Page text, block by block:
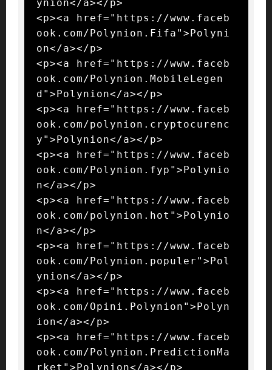
ynion</a></p>
<p><a href="https://www.faceb
ook.com/Polynion.Fifa">Polyni
on</a></p>
<p><a href="https://www.faceb
ook.com/Polynion.MobileLegen
d">Polynion</a></p>
<p><a href="https://www.faceb
ook.com/polynion.cryptocurenc
y">Polynion</a></p>
<p><a href="https://www.faceb
ook.com/Polynion.fyp">Polynio
n</a></p>
<p><a href="https://www.faceb
ook.com/polynion.hot">Polynio
n</a></p>
<p><a href="https://www.faceb
ook.com/Polynion.populer">Pol
ynion</a></p>
<p><a href="https://www.faceb
ook.com/Opini.Polynion">Polyn
ion</a></p>
<p><a href="https://www.faceb
ook.com/Polynion.PredictionMa
rket">Polynion</a></p>